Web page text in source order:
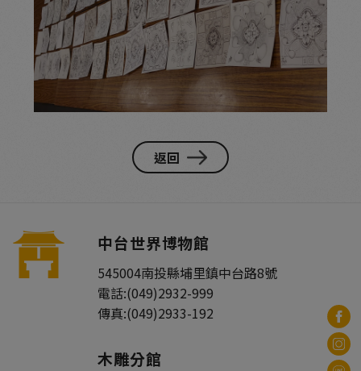
返回
中台世界博物館
545004南投縣埔里鎮中台路8號
電話:(049)2932-999
傳真:(049)2933-192
木雕分館